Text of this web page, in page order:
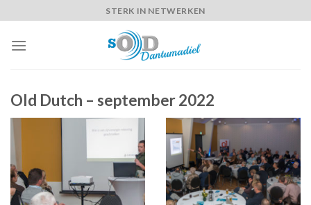
to
content
STERK IN NETWERKEN
Old Dutch – september 2022